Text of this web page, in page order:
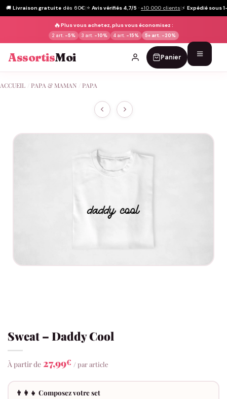
🚚 Livraison gratuite dès 60€|⭐ Avis vérifiés 4,7/5 · +10 000 clients|⚡ Expédié sous
🔥Plus vous achetez, plus vous économisez :
2 art. -5% 3 art. -10% 4 art. -15% 5+ art. -20%
AssortisMoi Panier
au
ACCUEIL PAPA & MAMAN PAPA
Sweat – Daddy Cool
À partir de 27,99€ / par article
👨‍👩‍👧 Composez votre set